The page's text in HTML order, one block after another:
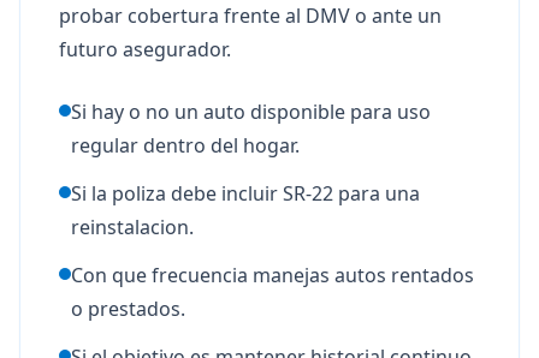
probar cobertura frente al DMV o ante un
futuro asegurador.
Si hay o no un auto disponible para uso
regular dentro del hogar.
Si la poliza debe incluir SR-22 para una
reinstalacion.
Con que frecuencia manejas autos rentados
o prestados.